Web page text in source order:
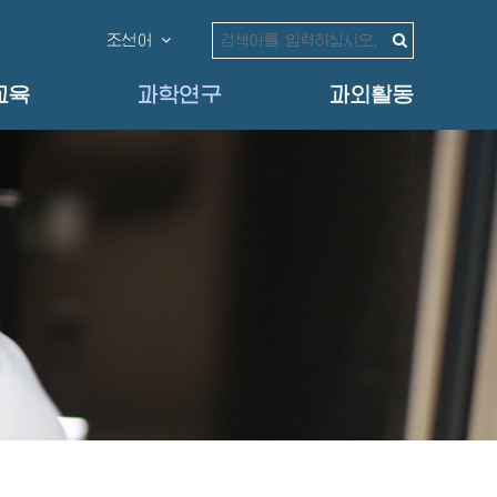
조선어
육 과학연구 과외활동